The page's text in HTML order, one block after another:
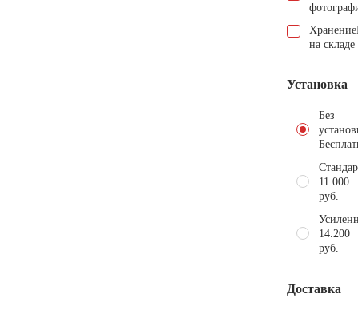
Хранение
на складе
Установка
Без
11.000
руб.
14.200
руб.
Доставка